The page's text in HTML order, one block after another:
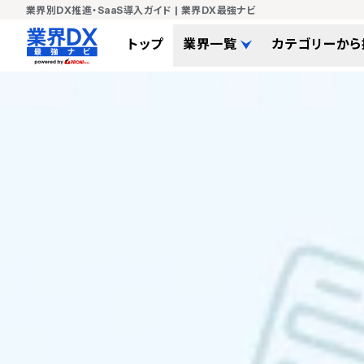
業界別DX推進・SaaS導入ガイド | 業界DX最強ナビ
トップ 業界一覧 カテゴリーか